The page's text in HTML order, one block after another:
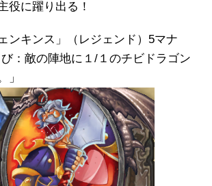
役に躍り出る！
ンキンス」（レジェンド）5マナ
：敵の陣地に１/１のチビドラゴン
」